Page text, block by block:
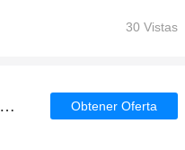
30 Vistas
Las últimas ofertas y descuentos en IBERIA EXPRESS Obtener Oferta